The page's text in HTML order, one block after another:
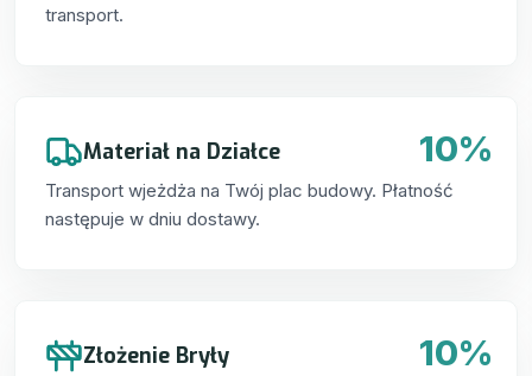
transport.
10%
Materiał na Działce
Transport wjeżdża na Twój plac budowy. Płatność
następuje w dniu dostawy.
10%
Złożenie Bryły